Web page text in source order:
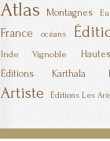
Atlas Montagnes
France océans
Inde Vignoble
Éditions Karthala
Artiste Éditions Les